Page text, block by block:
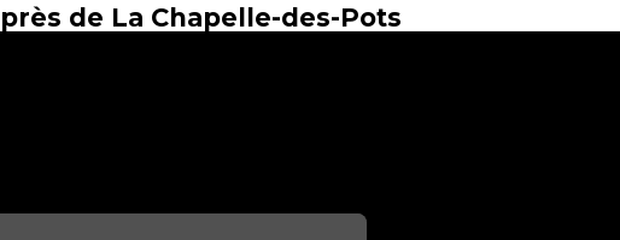
près de La Chapelle-des-Pots